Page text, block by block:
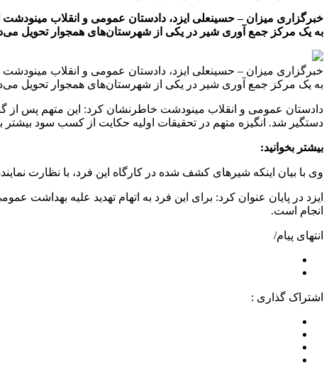
خبرگزاری میزان – حسینعلی ایزد، دادستان عمومی و انقلاب
به یک مرکز جمع آوری شیر در یکی از شهرستان‌های همجوار تحویل
خبرگزاری میزان – حسینعلی ایزد، دادستان عمومی و انقلاب
به یک مرکز جمع آوری شیر در یکی از شهرستان‌های همجوار تحویل
دادستان عمومی و انقلاب مینودشت خاطرنشان کرد: این متهم پس از
دستگیر شد. انگیزه متهم در تحقیقات اولیه حکایت از کسب سود بیشتر
بیشتر بخوانید:
وی با بیان اینکه شیر‌های کشف شده در کارگاه این فرد، با نظارت
ایزد در پایان عنوان کرد: برای این فرد به اتهام تهدید علیه
انجام است.
انتهای پیام/
اشتراک گذاری :